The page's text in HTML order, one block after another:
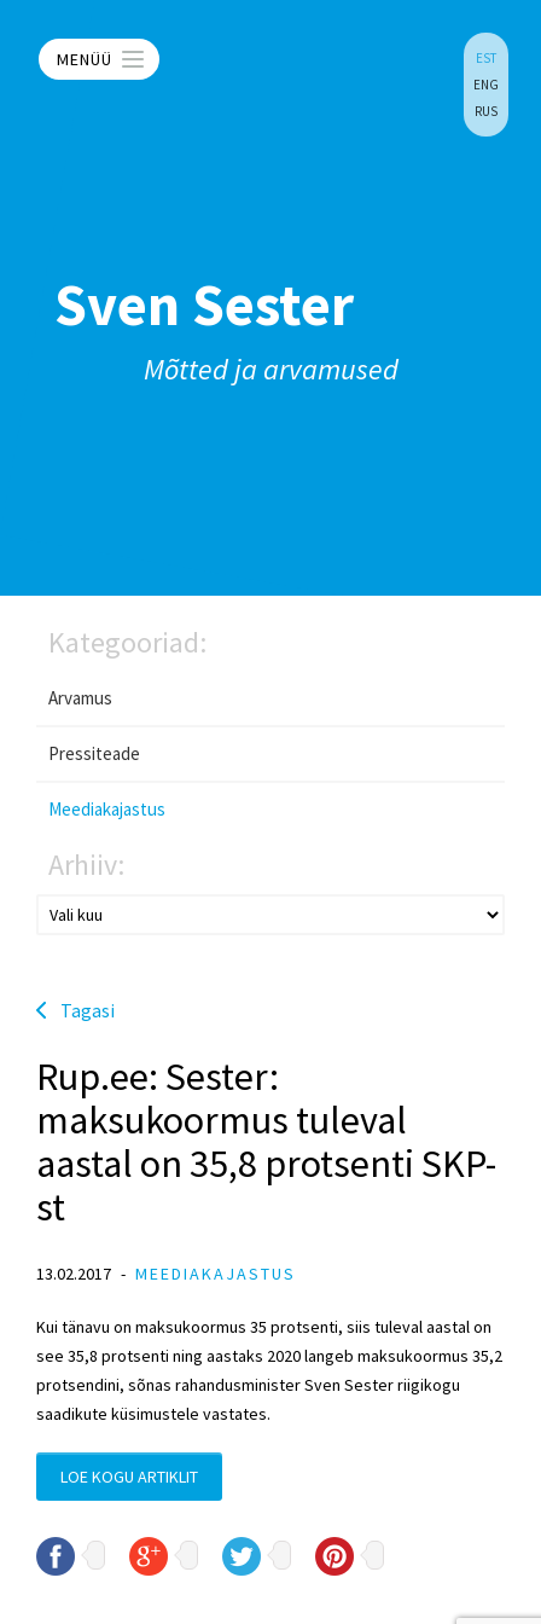
MENÜÜ
EST
ENG
RUS
Sven Sester
Mõtted ja arvamused
Kategooriad:
Arvamus
Pressiteade
Meediakajastus
Arhiiv:
Tagasi
Rup.ee: Sester:
maksukoormus tuleval
aastal on 35,8 protsenti SKP-
st
13.02.2017 MEEDIAKAJASTUS
Kui tänavu on maksukoormus 35 protsenti, siis tuleval aastal on
see 35,8 protsenti ning aastaks 2020 langeb maksukoormus 35,2
protsendini, sõnas rahandusminister Sven Sester riigikogu
saadikute küsimustele vastates.
LOE KOGU ARTIKLIT